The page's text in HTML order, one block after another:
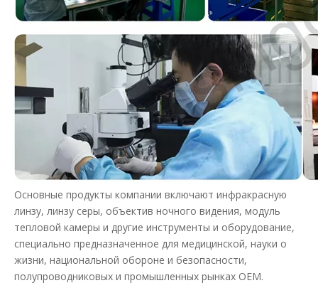
Основные продукты компании включают инфракрасную
линзу, линзу серы, объектив ночного видения, модуль
тепловой камеры и другие инструменты и оборудование,
специально предназначенное для медицинской, науки о
жизни, национальной обороне и безопасности,
полупроводниковых и промышленных рынках OEM.